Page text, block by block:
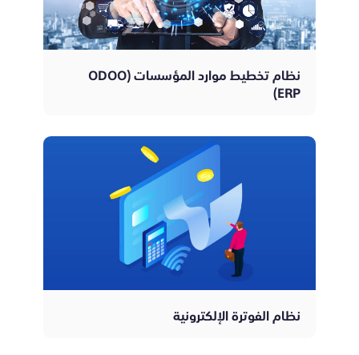
نظام تخطيط موارد المؤسسات (ODOO
ERP)
نظام الفوترة الإلكترونية